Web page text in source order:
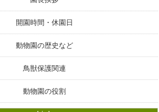
開園時間・休園日
動物園の歴史など
鳥獣保護関連
動物園の役割